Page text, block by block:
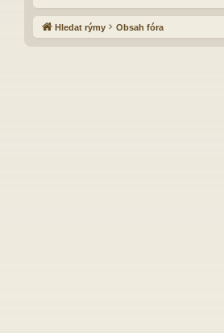
Hledat rýmy Obsah fóra